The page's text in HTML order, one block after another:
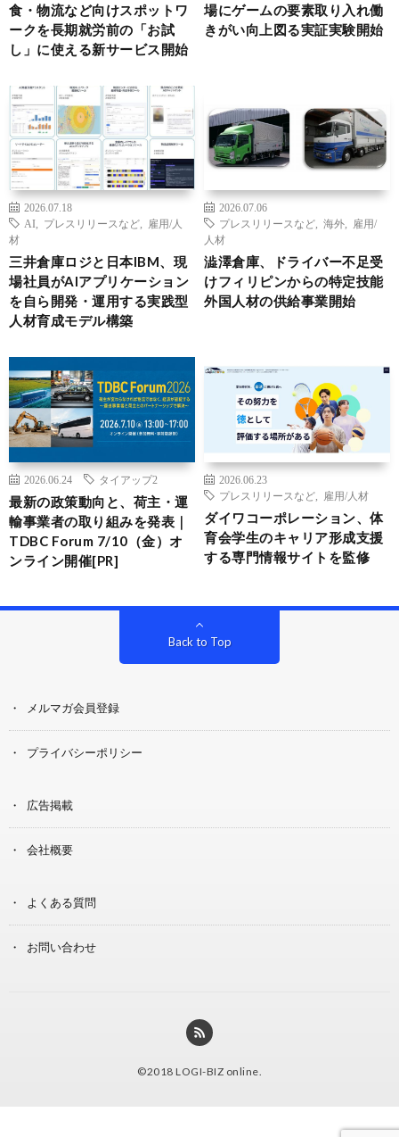
食・物流など向けスポットワ
ークを長期就労前の「お試
し」に使える新サービス開始
場にゲームの要素取り入れ働
きがい向上図る実証実験開始
2026.07.18
AI
プレスリリースなど
雇用/人
材
三井倉庫ロジと日本IBM、現
場社員がAIアプリケーション
を自ら開発・運用する実践型
人材育成モデル構築
2026.07.06
プレスリリースなど
海外
雇用/
人材
澁澤倉庫、ドライバー不足受
けフィリピンからの特定技能
外国人材の供給事業開始
2026.06.24 タイアップ2
最新の政策動向と、荷主・運
輸事業者の取り組みを発表｜
TDBC Forum 7/10（金）オ
ンライン開催[PR]
2026.06.23
プレスリリースなど
雇用/人材
ダイワコーポレーション、体
育会学生のキャリア形成支援
する専門情報サイトを監修
Back to Top
メルマガ会員登録
プライバシーポリシー
広告掲載
会社概要
よくある質問
お問い合わせ
©2018 LOGI-BIZ online